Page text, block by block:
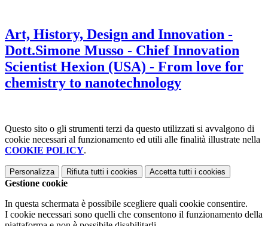
Art, History, Design and Innovation -
Dott.Simone Musso - Chief Innovation
Scientist Hexion (USA) - From love for
chemistry to nanotechnology
Questo sito o gli strumenti terzi da questo utilizzati si avvalgono di
cookie necessari al funzionamento ed utili alle finalità illustrate nella
COOKIE POLICY.
Personalizza Rifiuta tutti i cookies Accetta tutti i cookies
Gestione cookie
In questa schermata è possibile scegliere quali cookie consentire.
I cookie necessari sono quelli che consentono il funzionamento della